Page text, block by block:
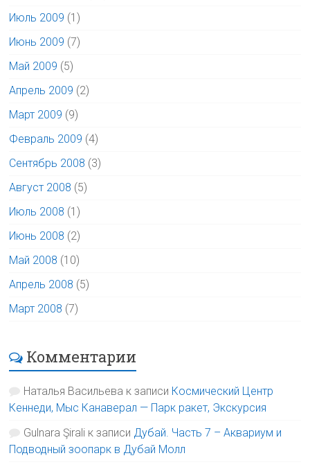
Июль 2009 (1)
Июнь 2009 (7)
Май 2009 (5)
Апрель 2009 (2)
Март 2009 (9)
Февраль 2009 (4)
Сентябрь 2008 (3)
Август 2008 (5)
Июль 2008 (1)
Июнь 2008 (2)
Май 2008 (10)
Апрель 2008 (5)
Март 2008 (7)
Комментарии
Наталья Васильева к записи Космический Центр
Кеннеди, Мыс Канаверал — Парк ракет, Экскурсия
Gulnara Şirali к записи Дубай. Часть 7 – Аквариум и
Подводный зоопарк в Дубай Молл